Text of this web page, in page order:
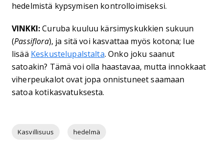
hedelmistä kypsymisen kontrolloimiseksi.
VINKKI:Curuba kuuluu kärsimyskukkien sukuun
(Passiflora), ja sitä voi kasvattaa myös kotona; lue
lisää Keskustelupalstalta. Onko joku saanut
satoakin? Tämä voi olla haastavaa, mutta innokkaat
viherpeukalot ovat jopa onnistuneet saamaan
satoa kotikasvatuksesta.
Kasvillisuus hedelmä